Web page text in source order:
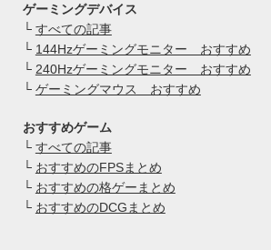
ゲーミングデバイス
└ すべての記事
└ 144Hzゲーミングモニター おすすめ
└ 240Hzゲーミングモニター おすすめ
└ ゲーミングマウス おすすめ
おすすめゲーム
└ すべての記事
└ おすすめのFPSまとめ
└ おすすめの格ゲーまとめ
└ おすすめのDCGまとめ